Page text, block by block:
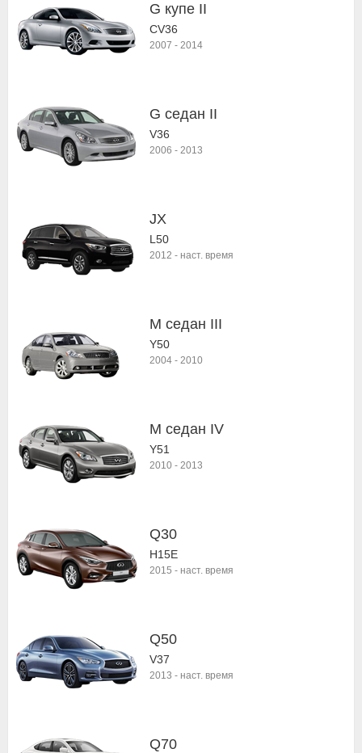
G купе II
CV36
2007 - 2014
G седан II
V36
2006 - 2013
JX
L50
2012 - наст. время
M седан III
Y50
2004 - 2010
M седан IV
Y51
2010 - 2013
Q30
H15E
2015 - наст. время
Q50
V37
2013 - наст. время
Q70